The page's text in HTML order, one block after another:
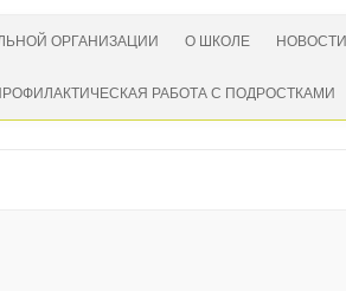
ОРГАНИЗАЦИИ О ШКОЛЕ НОВОСТИ
РАБОТА С ПОДРОСТКАМИ